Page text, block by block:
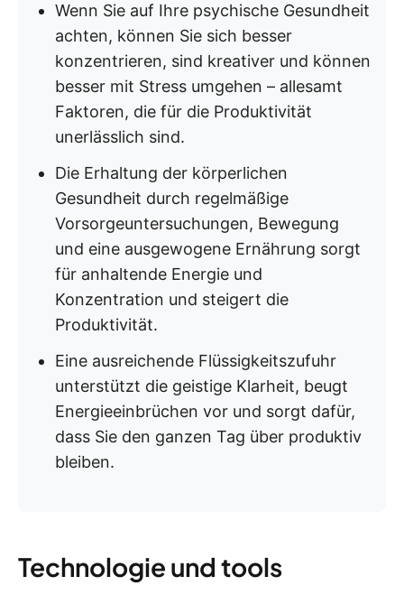
Wenn Sie auf Ihre psychische Gesundheit
achten, können Sie sich besser
konzentrieren, sind kreativer und können
besser mit Stress umgehen – allesamt
Faktoren, die für die Produktivität
unerlässlich sind.
Die Erhaltung der körperlichen
Gesundheit durch regelmäßige
Vorsorgeuntersuchungen, Bewegung
und eine ausgewogene Ernährung sorgt
für anhaltende Energie und
Konzentration und steigert die
Produktivität.
Eine ausreichende Flüssigkeitszufuhr
unterstützt die geistige Klarheit, beugt
Energieeinbrüchen vor und sorgt dafür,
dass Sie den ganzen Tag über produktiv
bleiben.
Technologie und tools